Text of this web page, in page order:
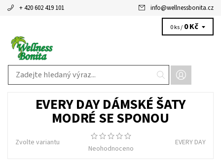
+ 420 602 419 101 info@wellnessbonita.cz
0 ks / 0 Kč
EVERY DAY DÁMSKÉ ŠATY
MODRÉ SE SPONOU
Zvolte variantu
Neohodnoceno
EVERY DAY